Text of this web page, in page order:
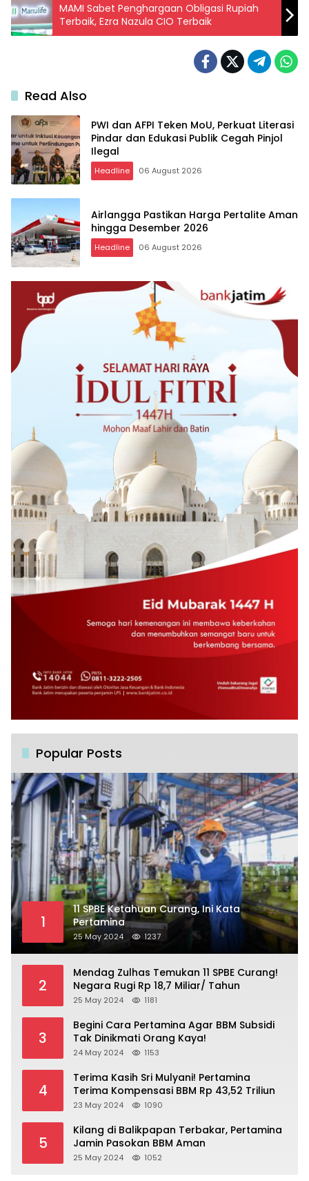
MAMI Sabet Penghargaan Obligasi Rupiah
Terbaik, Ezra Nazula CIO Terbaik
Read Also
PWI dan AFPI Teken MoU, Perkuat Literasi
Pindar dan Edukasi Publik Cegah Pinjol
Ilegal
Headline 06 August 2026
Airlangga Pastikan Harga Pertalite Aman
hingga Desember 2026
Headline 06 August 2026
Popular Posts
1
11 SPBE Ketahuan Curang, Ini Kata
Pertamina
25 May 2024 1237
2
Mendag Zulhas Temukan 11 SPBE Curang!
Negara Rugi Rp 18,7 Miliar/ Tahun
25 May 2024 1181
3
Begini Cara Pertamina Agar BBM Subsidi
Tak Dinikmati Orang Kaya!
24 May 2024 1153
4
Terima Kasih Sri Mulyani! Pertamina
Terima Kompensasi BBM Rp 43,52 Triliun
23 May 2024 1090
5
Kilang di Balikpapan Terbakar, Pertamina
Jamin Pasokan BBM Aman
25 May 2024 1052